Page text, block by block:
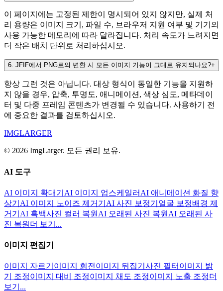
이 페이지에는 고정된 제한이 명시되어 있지 않지만, 실제 처
리 용량은 이미지 크기, 파일 수, 브라우저 지원 여부 및 기기의
사용 가능한 메모리에 따라 달라집니다. 처리 속도가 느려지면
더 작은 배치 단위로 처리하십시오.
6. JFIF에서 PNG로의 변환 시 모든 이미지 기능이 그대로 유지되나요?+
항상 그런 것은 아닙니다. 대상 형식이 동일한 기능을 지원하
지 않을 경우, 압축, 투명도, 애니메이션, 색상 심도, 메타데이
터 및 다중 프레임 콘텐츠가 변경될 수 있습니다. 사용하기 전
에 중요한 결과를 검토하십시오.
IMGLARGER
© 2026 ImgLarger. 모든 권리 보유.
AI 도구
AI 이미지 확대기 AI 이미지 업스케일러 AI 애니메이션 화질 향
상기 AI 이미지 노이즈 제거기 AI 사진 보정기 얼굴 보정배경 제
거기 AI 흑백사진 컬러 복원 AI 오래된 사진 복원 AI 오래된 사
진 복원 더 보기...
이미지 편집기
이미지 자르기 이미지 회전이미지 뒤집기 사진 필터 이미지 밝
기 조정이미지 대비 조정이미지 채도 조정이미지 노출 조정더
보기...